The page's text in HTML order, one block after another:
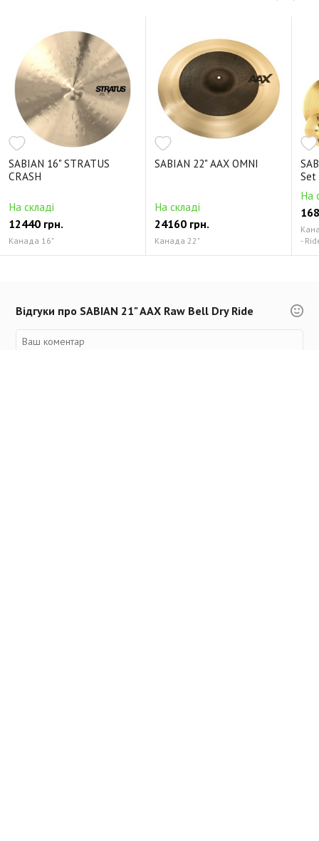
SABIAN 16" STRATUS
CRASH
На складі
12440 грн.
Канада 16"
SABIAN 22" AAX OMNI
На складі
24160 грн.
Канада 22"
Set
На
-
Відгуки про SABIAN 21" AAX Raw Bell Dry Ride